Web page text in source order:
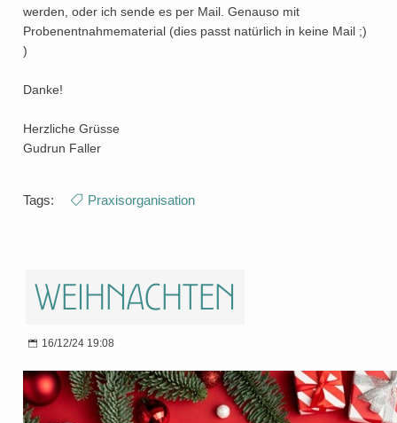
werden, oder ich sende es per Mail. Genauso mit
Probenentnahmematerial (dies passt natürlich in keine Mail ;)
)
Danke!
Herzliche Grüsse
Gudrun Faller
Tags: Praxisorganisation
Weihnachten
16/12/24 19:08